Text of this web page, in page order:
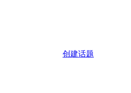
创建话题